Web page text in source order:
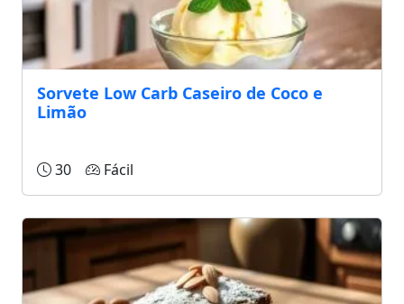
Sorvete Low Carb Caseiro de Coco e
Limão
30 Fácil